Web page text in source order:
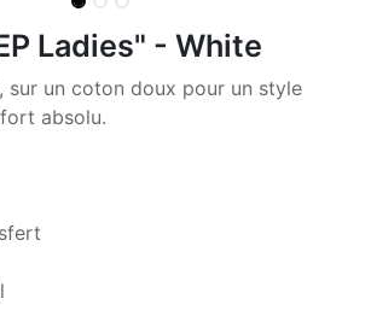
Ladies" - White
sur un coton doux pour un style
absolu.